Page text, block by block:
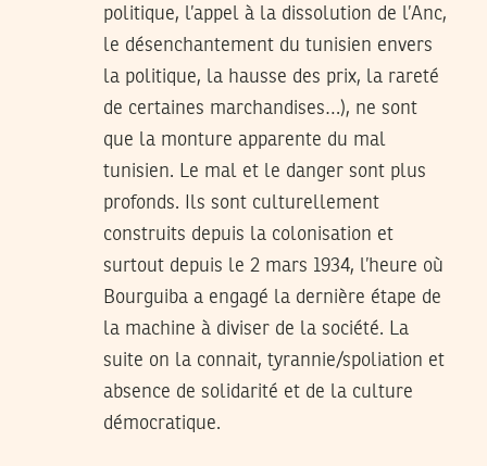
politique, l’appel à la dissolution de l’Anc,
le désenchantement du tunisien envers
la politique, la hausse des prix, la rareté
de certaines marchandises…), ne sont
que la monture apparente du mal
tunisien. Le mal et le danger sont plus
profonds. Ils sont culturellement
construits depuis la colonisation et
surtout depuis le 2 mars 1934, l’heure où
Bourguiba a engagé la dernière étape de
la machine à diviser de la société. La
suite on la connait, tyrannie/spoliation et
absence de solidarité et de la culture
démocratique.